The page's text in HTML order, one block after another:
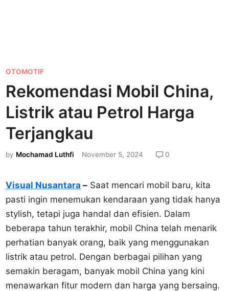
P
o
s
e
d
i
OTOMOTIF
Rekomendasi Mobil China,
Listrik atau Petrol Harga
Terjangkau
by Mochamad Luthfi November 5, 2024 0
Visual Nusantara – Saat mencari mobil baru, kita
pasti ingin menemukan kendaraan yang tidak hanya
stylish, tetapi juga handal dan efisien. Dalam
beberapa tahun terakhir, mobil China telah menarik
perhatian banyak orang, baik yang menggunakan
listrik atau petrol. Dengan berbagai pilihan yang
semakin beragam, banyak mobil China yang kini
menawarkan fitur modern dan harga yang bersaing.